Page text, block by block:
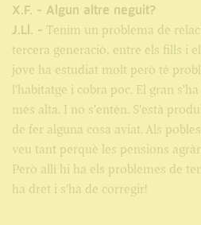
X.F. - Algun altre neguit?
J.Ll. - Tenim un problema de
tercera generació, entre els fills i
jove ha estudiat molt però té
l'habitatge i cobra poc. El gran
més alta. I no s'entén. S'està
de fer alguna cosa aviat. Als
veu tant perquè les pensions
Però allí hi ha els problemes de
ha dret i s'ha de corregir!